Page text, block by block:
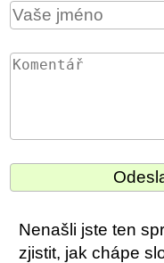
Nenašli jste ten
zjistit, jak chápe